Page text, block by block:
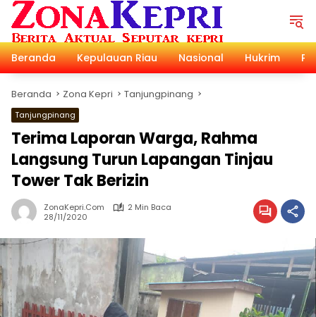
Langsung
konten
Beranda
Kepulauan Riau Nasional Hukrim
Beranda Zona Kepri Tanjungpinang
Tanjungpinang
Terima Laporan Warga, Rahma
Langsung Turun Lapangan Tinjau
Tower Tak Berizin
ZonaKepri.com
2 Min Baca
28/11/2020